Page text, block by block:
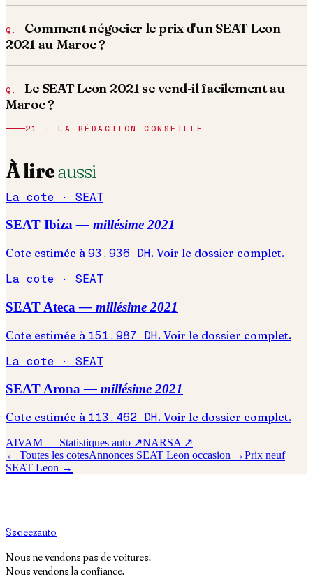
Comment négocier le prix d'un SEAT Leon
2021 au Maroc ?
Le SEAT Leon 2021 se vend-il facilement au
Maroc ?
21 · LA RÉDACTION CONSEILLE
À lireaussi
La cote · SEAT
SEAT Ibiza — millésime2021
Cote estimée à 93.936 DH. Voir le dossier complet.
La cote · SEAT
SEAT Ateca — millésime 2021
Cote estimée à 151.987 DH. Voir le dossier complet.
La cote · SEAT
SEATArona — millésime2021
Cote estimée à 113.462 DH. Voir le dossier complet.
AIVAM — Statistiques auto ↗NARSA ↗
← Toutes les cotesAnnonces SEAT Leon occasion →Prix neuf
SEAT Leon →
Ssoeezauto
Nous ne vendons pas de voitures.
Nous vendons la confiance.